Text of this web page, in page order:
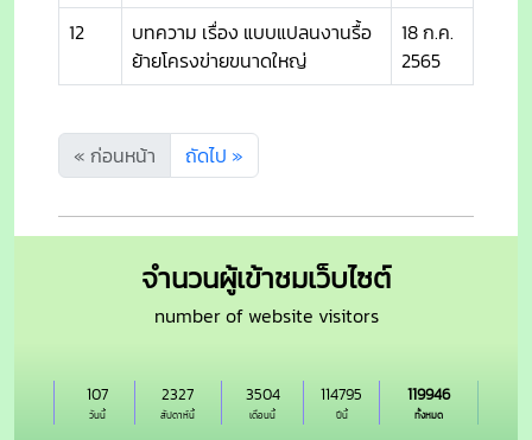
12
บทความ เรื่อง แบบแปลนงานรื้อ
ย้ายโครงข่ายขนาดใหญ่
18 ก.ค.
2565
« ก่อนหน้า ถัดไป »
จำนวนผู้เข้าชมเว็บไซต์
number of website visitors
วันนี้
107
สัปดาห์นี้
2327
เดือนนี้
3504
ปีนี้
114795
ทั้งหมด
119946